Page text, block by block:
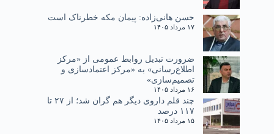
حسن هانی‌زاده: پیمان مکه خطرناک است
۱۷ مرداد ۱۴۰۵
ضرورت تبدیل روابط عمومی از «مرکز
اطلاع‌رسانی» به «مرکز اعتمادسازی و
تصمیم‌سازی»
۱۶ مرداد ۱۴۰۵
چند قلم داروی دیگر هم گران شد؛ از ۲۷ تا
۱۱۷ درصد
۱۵ مرداد ۱۴۰۵